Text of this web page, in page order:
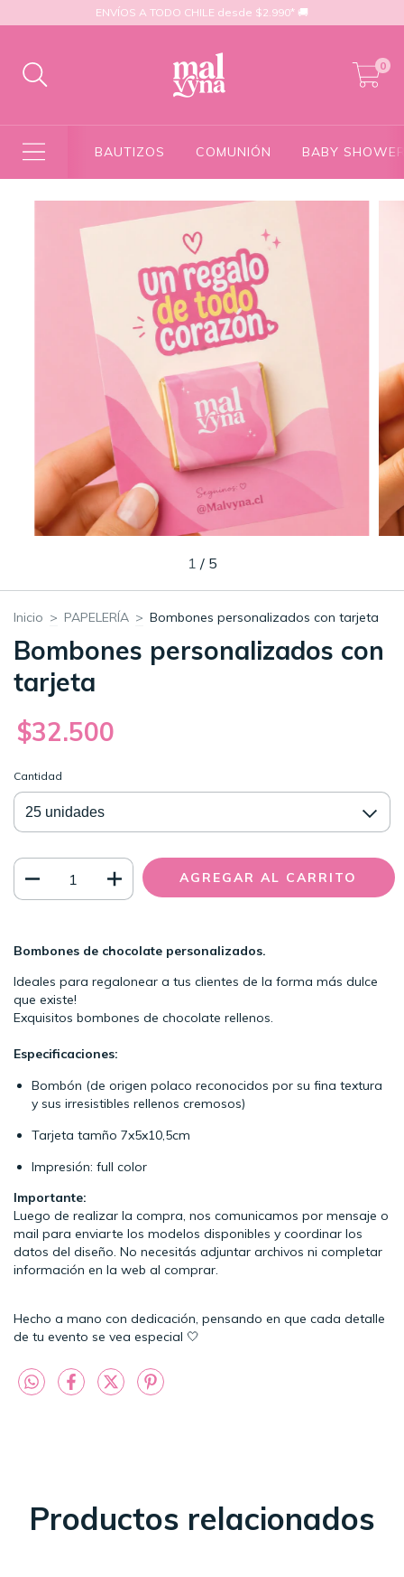
ENVÍOS A TODO CHILE desde $2.990* 🚚
0
BAUTIZOS COMUNIÓN BABY
1 / 5
Inicio > PAPELERÍA > Bombones personalizados con tarjeta
Bombones personalizados con
tarjeta
$32.500
Cantidad
Bombones de chocolate personalizados.
Ideales para regalonear a tus clientes de la forma más dulce
que existe!
Exquisitos bombones de chocolate rellenos.
Especificaciones:
Bombón (de origen polaco reconocidos por su fina textura
y sus irresistibles rellenos cremosos)
Tarjeta tamño 7x5x10,5cm
Impresión: full color
Importante:
Luego de realizar la compra, nos comunicamos por mensaje o
mail para enviarte los modelos disponibles y coordinar los
datos del diseño. No necesitás adjuntar archivos ni completar
información en la web al comprar.
Hecho a mano con dedicación, pensando en que cada detalle
de tu evento se vea especial 🤍
Productos relacionados